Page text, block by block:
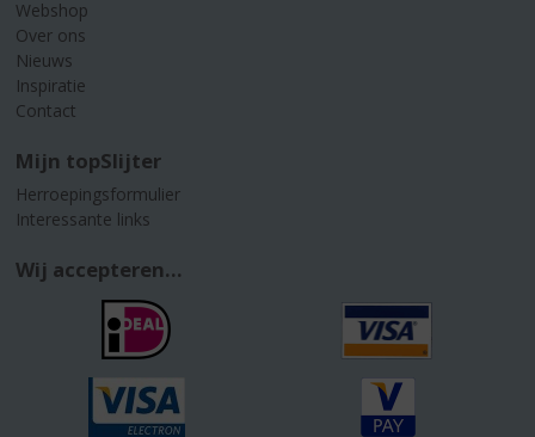
Webshop
Over ons
Nieuws
Inspiratie
Contact
Mijn topSlijter
Herroepingsformulier
Interessante links
Wij accepteren...